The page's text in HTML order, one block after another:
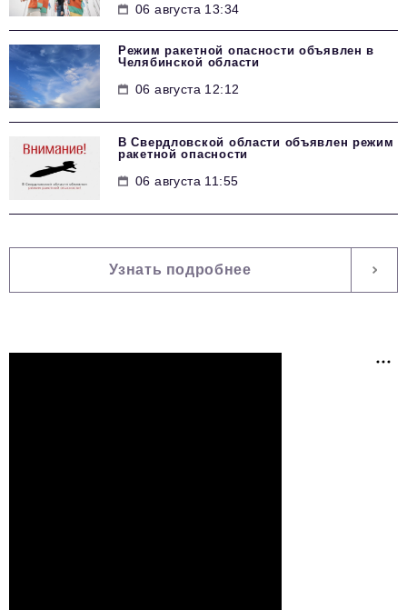
06 августа 13:34
Режим ракетной опасности объявлен в
Челябинской области
06 августа 12:12
В Свердловской области объявлен режим
ракетной опасности
06 августа 11:55
Узнать подробнее